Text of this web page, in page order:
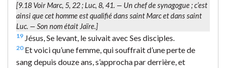
[9.18 Voir Marc, 5, 22 ; Luc, 8, 41. — Un chef de synagogue; c’est
ainsi que cet homme est qualifié dans saint Marc et dans saint
Luc. — Son nom était Jaïre.]
19 Jésus, Se levant, le suivait avec Ses disciples.
20Et voici qu’une femme, qui souffrait d’une perte de
sang depuis douze ans, s’approcha par derrière, et